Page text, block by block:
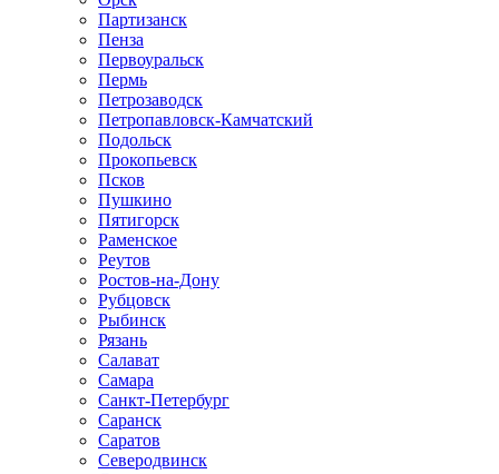
Партизанск
Пенза
Первоуральск
Пермь
Петрозаводск
Петропавловск-Камчатский
Подольск
Прокопьевск
Псков
Пушкино
Пятигорск
Раменское
Реутов
Ростов-на-Дону
Рубцовск
Рыбинск
Рязань
Салават
Самара
Санкт-Петербург
Саранск
Саратов
Северодвинск